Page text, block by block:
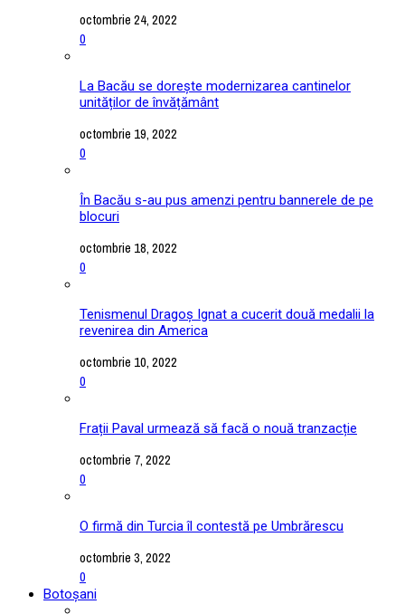
octombrie 24, 2022
0
La Bacău se dorește modernizarea cantinelor
unităților de învățământ
octombrie 19, 2022
0
În Bacău s-au pus amenzi pentru bannerele de pe
blocuri
octombrie 18, 2022
0
Tenismenul Dragoș Ignat a cucerit două medalii la
revenirea din America
octombrie 10, 2022
0
Frații Paval urmează să facă o nouă tranzacție
octombrie 7, 2022
0
O firmă din Turcia îl contestă pe Umbrărescu
octombrie 3, 2022
0
Botoșani